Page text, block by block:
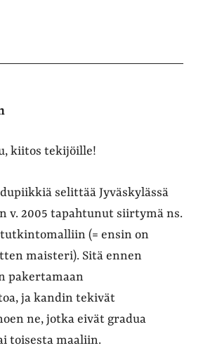
kiitos tekijöille!
selittää Jyväskylässä
v. 2005 tapahtunut siirtymä ns.
(= ensin on
maisteri). Sitä ennen
pakertamaan
ja kandin tekivät
ne, jotka eivät gradua
toisesta maaliin.